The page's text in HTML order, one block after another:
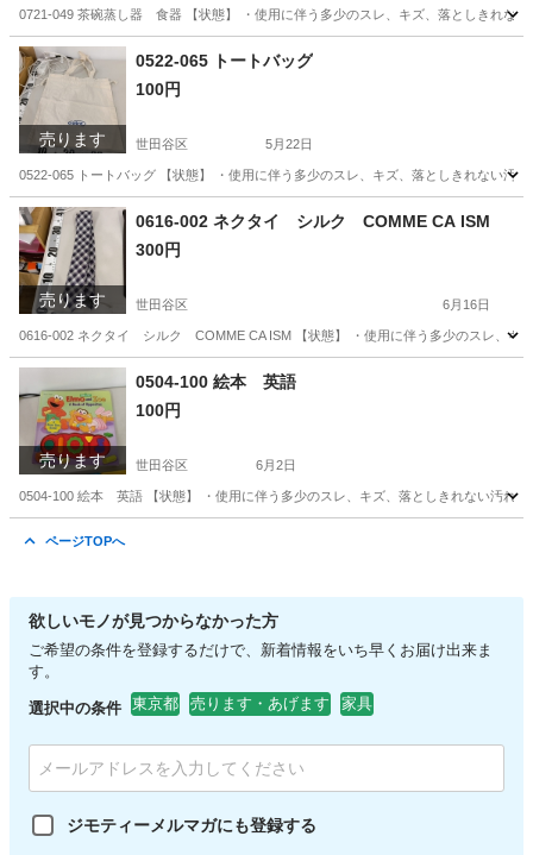
0721-049 茶碗蒸し器 食器 【状態】 ・使用に伴う多少のスレ、キズ、落としきれな
東京 世田谷区 インテリア雑貨/小物
売ります
0522-065 トートバッグ
100円
世田谷区 5月22日
0522-065 トートバッグ 【状態】 ・使用に伴う多少のスレ、キズ、落としきれない
東京 世田谷区 現地
売ります
0616-002 ネクタイ シルク COMME CA ISM
300円
世田谷区 6月16日
0616-002 ネクタイ シルク COMME CA ISM 【状態】 ・使用に伴う多少のスレ、キ
現地
売ります
0504-100 絵本 英語
100円
世田谷区 6月2日
0504-100 絵本 英語 【状態】 ・使用に伴う多少のスレ、キズ、落としきれない汚れ
ページTOPへ
欲しいモノが見つからなかった方
ご希望の条件を登録するだけで、新着情報をいち早くお届け出来ま
す。
選択中の条件 東京都 売ります・あげます 家具
ジモティーメルマガにも登録する